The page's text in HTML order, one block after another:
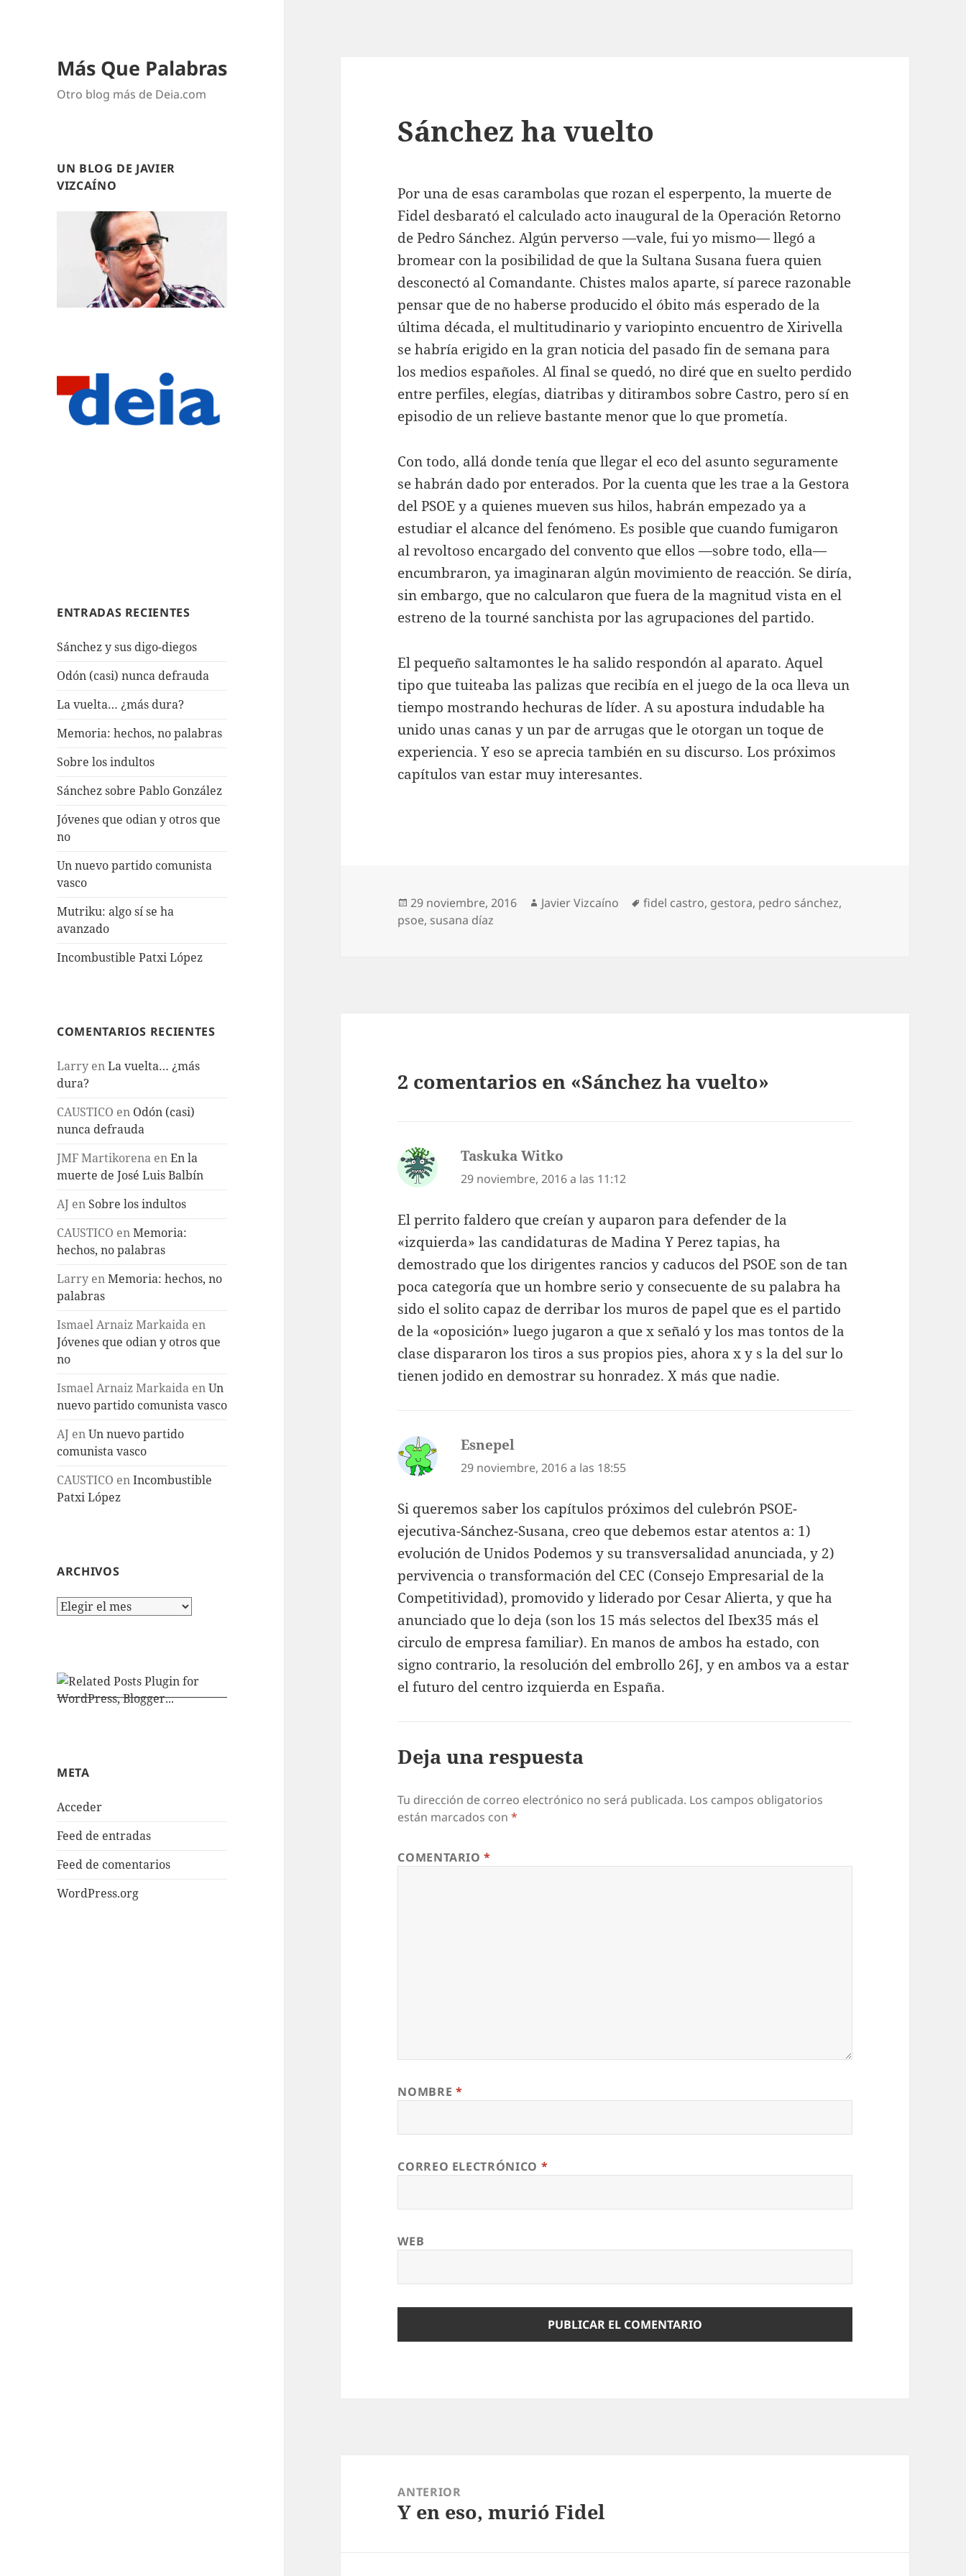
Más Que Palabras
Otro blog más de Deia.com
UN BLOG DE JAVIER
VIZCAÍNO
ENTRADAS RECIENTES
Sánchez y sus digo-diegos
Odón (casi) nunca defrauda
La vuelta… ¿más dura?
Memoria: hechos, no palabras
Sobre los indultos
Sánchez sobre Pablo González
Jóvenes que odian y otros que
no
Un nuevo partido comunista
vasco
Mutriku: algo sí se ha
avanzado
Incombustible Patxi López
COMENTARIOS RECIENTES
Larry enLa vuelta… ¿más
dura?
CAUSTICO en Odón (casi)
nunca defrauda
JMF Martikorena enEn la
muerte de José Luis Balbín
AJ en Sobre los indultos
CAUSTICO enMemoria:
hechos, no palabras
Larry enMemoria: hechos, no
palabras
Ismael Arnaiz Markaida en
Jóvenes que odian y otros que
no
Ismael Arnaiz Markaida enUn
nuevo partido comunista vasco
AJ enUn nuevo partido
comunista vasco
CAUSTICO enIncombustible
Patxi López
ARCHIVOS
Archivos
META
Acceder
Feed de entradas
Feed de comentarios
WordPress.org
Sánchez ha vuelto
Por una de esas carambolas que rozan el esperpento, la muerte de
Fidel desbarató el calculado acto inaugural de la Operación Retorno
de Pedro Sánchez. Algún perverso —vale, fui yo mismo— llegó a
bromear con la posibilidad de que la Sultana Susana fuera quien
desconectó al Comandante. Chistes malos aparte, sí parece razonable
pensar que de no haberse producido el óbito más esperado de la
última década, el multitudinario y variopinto encuentro de Xirivella
se habría erigido en la gran noticia del pasado fin de semana para
los medios españoles. Al final se quedó, no diré que en suelto perdido
entre perfiles, elegías, diatribas y ditirambos sobre Castro, pero sí en
episodio de un relieve bastante menor que lo que prometía.
Con todo, allá donde tenía que llegar el eco del asunto seguramente
se habrán dado por enterados. Por la cuenta que les trae a la Gestora
del PSOE y a quienes mueven sus hilos, habrán empezado ya a
estudiar el alcance del fenómeno. Es posible que cuando fumigaron
al revoltoso encargado del convento que ellos —sobre todo, ella—
encumbraron, ya imaginaran algún movimiento de reacción. Se diría,
sin embargo, que no calcularon que fuera de la magnitud vista en el
estreno de la tourné sanchista por las agrupaciones del partido.
El pequeño saltamontes le ha salido respondón al aparato. Aquel
tipo que tuiteaba las palizas que recibía en el juego de la oca lleva un
tiempo mostrando hechuras de líder. A su apostura indudable ha
unido unas canas y un par de arrugas que le otorgan un toque de
experiencia. Y eso se aprecia también en su discurso. Los próximos
capítulos van estar muy interesantes.
Publicado
el
29 noviembre, 2016 Autor
Javier Vizcaíno Etiquetas
fidel castro, gestora, pedro sánchez,
psoe, susana díaz
2 comentarios en «Sánchez ha vuelto»
Taskuka Witko
29 noviembre, 2016 a las 11:12
El perrito faldero que creían y auparon para defender de la
«izquierda» las candidaturas de Madina Y Perez tapias, ha
demostrado que los dirigentes rancios y caducos del PSOE son de tan
poca categoría que un hombre serio y consecuente de su palabra ha
sido el solito capaz de derribar los muros de papel que es el partido
de la «oposición» luego jugaron a que x señaló y los mas tontos de la
clase dispararon los tiros a sus propios pies, ahora x y s la del sur lo
tienen jodido en demostrar su honradez. X más que nadie.
Esnepel
29 noviembre, 2016 a las 18:55
Si queremos saber los capítulos próximos del culebrón PSOE-
ejecutiva-Sánchez-Susana, creo que debemos estar atentos a: 1)
evolución de Unidos Podemos y su transversalidad anunciada, y 2)
pervivencia o transformación del CEC (Consejo Empresarial de la
Competitividad), promovido y liderado por Cesar Alierta, y que ha
anunciado que lo deja (son los 15 más selectos del Ibex35 más el
circulo de empresa familiar). En manos de ambos ha estado, con
signo contrario, la resolución del embrollo 26J, y en ambos va a estar
el futuro del centro izquierda en España.
Deja una respuesta
Tu dirección de correo electrónico no será publicada. Los campos obligatorios
están marcados con*
COMENTARIO*
NOMBRE *
CORREO ELECTRÓNICO *
WEB
entradas
ANTERIOR
Entrada
Y en eso, murió Fidel